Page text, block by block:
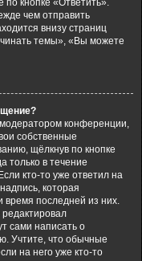
кнопке «Ответить».
чем отправить
внизу страниц
темы», «Вы можете
конференции,
собственные
щёлкнув по кнопке
только в течение
кто-то уже ответил на
которая
время последней из них.
сами написать о
Учтите, что обычные
на него уже кто-то